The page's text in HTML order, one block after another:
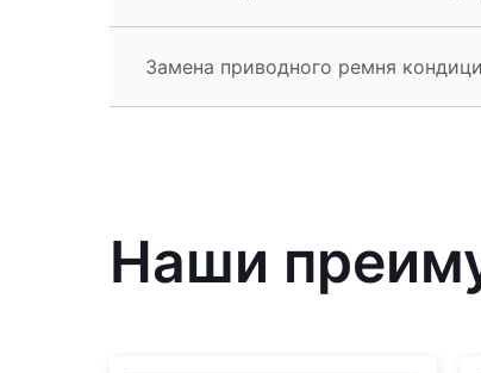
Замена приводного ремня
Наши